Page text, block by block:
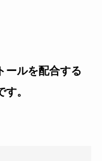
ールを配合する
。